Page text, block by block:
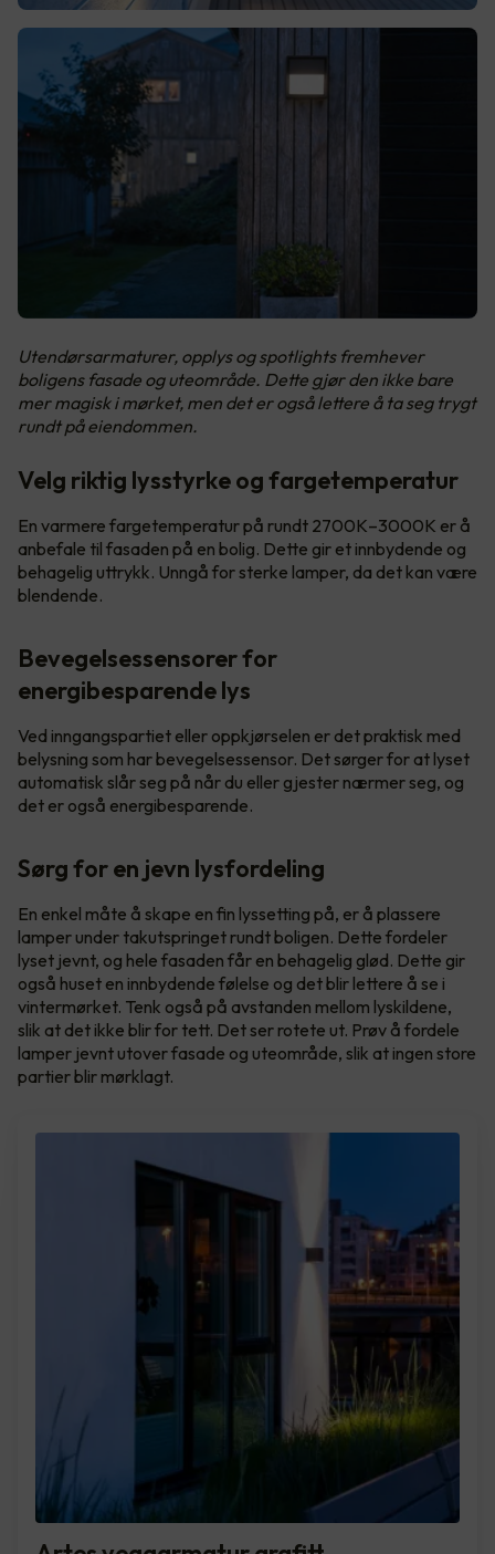
Utendørsarmaturer, opplys og spotlights fremhever
boligens fasade og uteområde. Dette gjør den ikke bare
mer magisk i mørket, men det er også lettere å ta seg trygt
rundt på eiendommen.
Velg riktig lysstyrke og fargetemperatur
En varmere fargetemperatur på rundt 2700K–3000K er å
anbefale til fasaden på en bolig. Dette gir et innbydende og
behagelig uttrykk. Unngå for sterke lamper, da det kan være
blendende.
Bevegelsessensorer for
energibesparende lys
Ved inngangspartiet eller oppkjørselen er det praktisk med
belysning som har bevegelsessensor. Det sørger for at lyset
automatisk slår seg på når du eller gjester nærmer seg, og
det er også energibesparende.
Sørg for en jevn lysfordeling
En enkel måte å skape en fin lyssetting på, er å plassere
lamper under takutspringet rundt boligen. Dette fordeler
lyset jevnt, og hele fasaden får en behagelig glød. Dette gir
også huset en innbydende følelse og det blir lettere å se i
vintermørket. Tenk også på avstanden mellom lyskildene,
slik at det ikke blir for tett. Det ser rotete ut. Prøv å fordele
lamper jevnt utover fasade og uteområde, slik at ingen store
partier blir mørklagt.